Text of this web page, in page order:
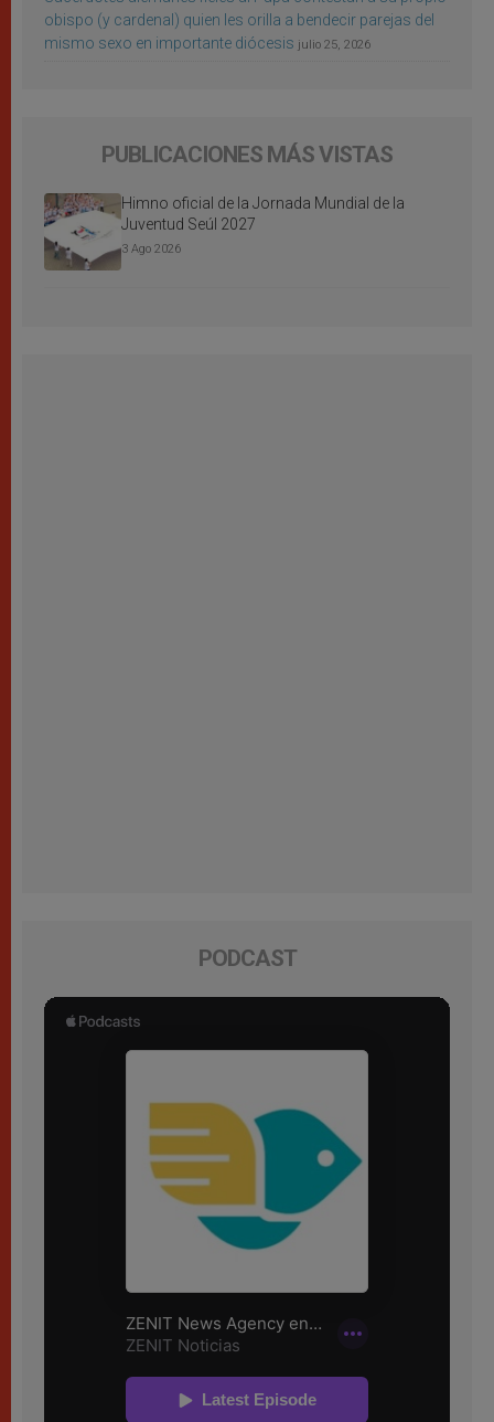
obispo (y cardenal) quien les orilla a bendecir parejas del
mismo sexo en importante diócesis julio 25, 2026
PUBLICACIONES MÁS VISTAS
Himno oficial de la Jornada Mundial de la
Juventud Seúl 2027
3 Ago 2026
PODCAST